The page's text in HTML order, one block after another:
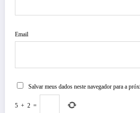
Email
Salvar meus dados neste navegador para a
5 + 2 =